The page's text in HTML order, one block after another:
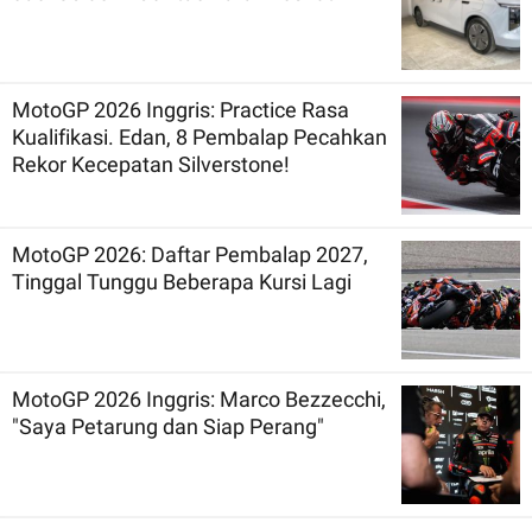
MotoGP 2026 Inggris: Practice Rasa
Kualifikasi. Edan, 8 Pembalap Pecahkan
Rekor Kecepatan Silverstone!
MotoGP 2026: Daftar Pembalap 2027,
Tinggal Tunggu Beberapa Kursi Lagi
MotoGP 2026 Inggris: Marco Bezzecchi,
"Saya Petarung dan Siap Perang"